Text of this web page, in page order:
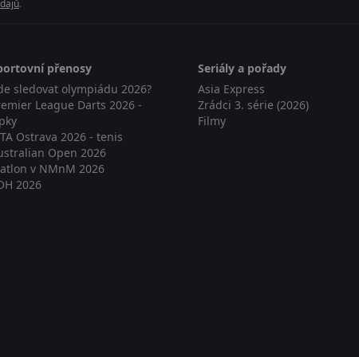
.
přenosy
sledovat olympiádu 2026?
League Darts 2026 -
Ostrava 2026 - tenis
Open 2026
v NMnM 2026
2026
Seriály a pořady
Asia Express
Zrádci 3. série (2026)
Filmy